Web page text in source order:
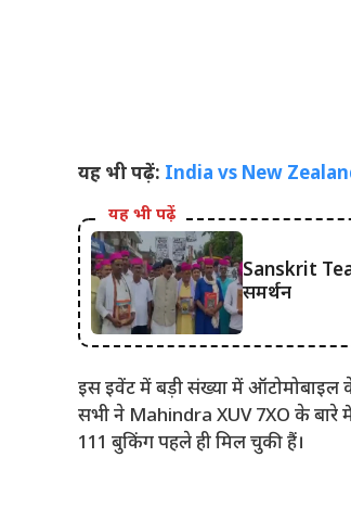
यह भी पढ़ें: India vs New
यह भी पढ़ें
Sanskrit
समर्थन
इस इवेंट में बड़ी संख्या में ऑटोमोबाइल
सभी ने Mahindra XUV 7XO के बारे
111 बुकिंग पहले ही मिल चुकी हैं।